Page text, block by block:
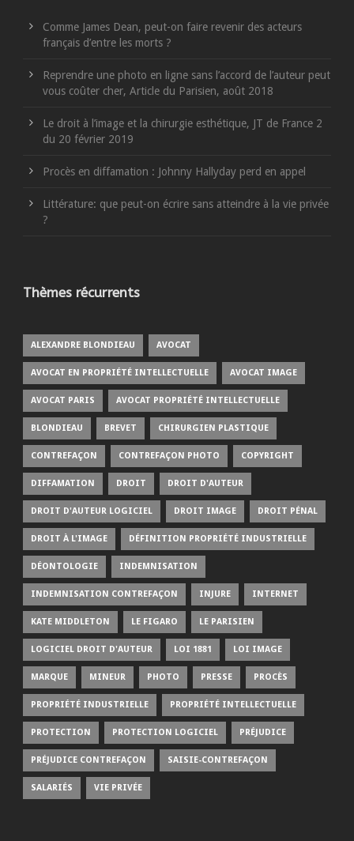
Comme James Dean, peut-on faire revenir des acteurs
français d’entre les morts ?
Reprendre une photo en ligne sans l’accord de l’auteur peut
vous coûter cher, Article du Parisien, août 2018
Le droit à l’image et la chirurgie esthétique, JT de France 2
du 20 février 2019
Procès en diffamation : Johnny Hallyday perd en appel
Littérature: que peut-on écrire sans atteindre à la vie privée
?
Thèmes récurrents
ALEXANDRE BLONDIEAU AVOCAT
AVOCAT EN PROPRIÉTÉ INTELLECTUELLE AVOCAT IMAGE
AVOCAT PARIS AVOCAT PROPRIÉTÉ INTELLECTUELLE
BLONDIEAU BREVET CHIRURGIEN PLASTIQUE
CONTREFAÇON CONTREFAÇON PHOTO COPYRIGHT
DIFFAMATION DROIT DROIT D'AUTEUR
DROIT D'AUTEUR LOGICIEL DROIT IMAGE DROIT PÉNAL
DROIT À L'IMAGE DÉFINITION PROPRIÉTÉ INDUSTRIELLE
DÉONTOLOGIE INDEMNISATION
INDEMNISATION CONTREFAÇON INJURE INTERNET
KATE MIDDLETON LE FIGARO LE PARISIEN
LOGICIEL DROIT D'AUTEUR LOI 1881 LOI IMAGE
MARQUE MINEUR PHOTO PRESSE PROCÈS
PROPRIÉTÉ INDUSTRIELLE PROPRIÉTÉ INTELLECTUELLE
PROTECTION PROTECTION LOGICIEL PRÉJUDICE
PRÉJUDICE CONTREFAÇON SAISIE-CONTREFAÇON
SALARIÉS VIE PRIVÉE